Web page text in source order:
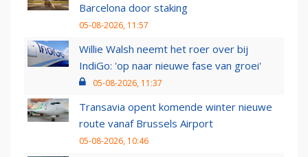
Barcelona door staking
05-08-2026, 11:57
Willie Walsh neemt het roer over bij
IndiGo: 'op naar nieuwe fase van groei'
05-08-2026, 11:37
Transavia opent komende winter nieuwe
route vanaf Brussels Airport
05-08-2026, 10:46